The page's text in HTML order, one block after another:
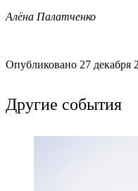
Алёна Палатченко
Опубликовано 27 декабря
Другие события